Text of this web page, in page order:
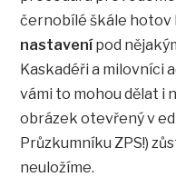
černobílé škále hotov
nastavenípod
Kaskadéři a milovníci
vámi to mohou dělat i
obrázek otevřený v
Průzkumníku ZPS!)
neuložíme.